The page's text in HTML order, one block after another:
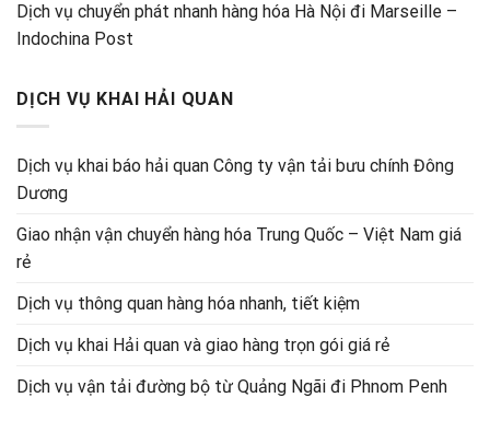
Dịch vụ chuyển phát nhanh hàng hóa Hà Nội đi Marseille –
Indochina Post
DỊCH VỤ KHAI HẢI QUAN
Dịch vụ khai báo hải quan Công ty vận tải bưu chính Đông
Dương
Giao nhận vận chuyển hàng hóa Trung Quốc – Việt Nam giá
rẻ
Dịch vụ thông quan hàng hóa nhanh, tiết kiệm
Dịch vụ khai Hải quan và giao hàng trọn gói giá rẻ
Dịch vụ vận tải đường bộ từ Quảng Ngãi đi Phnom Penh